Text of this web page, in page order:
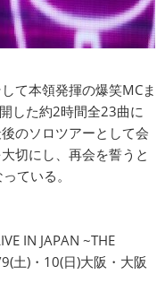
て本領発揮の爆笑MCま
した約2時間全23曲に
のソロツアーとして会
切にし、再会を誓うと
ている。
IN JAPAN ~THE
土)・10(日)大阪・大阪